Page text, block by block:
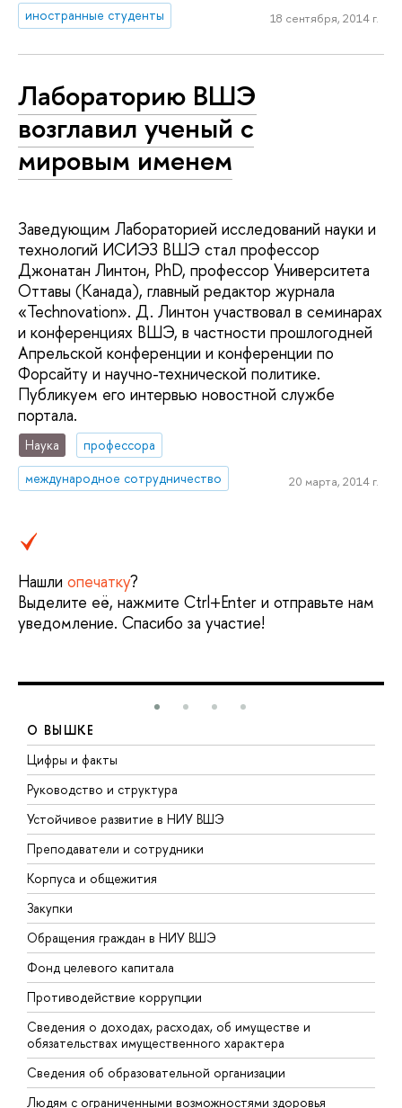
иностранные студенты
18 сентября, 2014 г.
Лабораторию ВШЭ
возглавил ученый с
мировым именем
Заведующим Лабораторией исследований науки и
технологий ИСИЭЗ ВШЭ стал профессор
Джонатан Линтон, PhD, профессор Университета
Оттавы (Канада), главный редактор журнала
«Technovation». Д. Линтон участвовал в семинарах
и конференциях ВШЭ, в частности прошлогодней
Апрельской конференции и конференции по
Форсайту и научно-технической политике.
Публикуем его интервью новостной службе
портала.
Наука
профессора
международное сотрудничество
20 марта, 2014 г.
Нашли опечатку?
Выделите её, нажмите Ctrl+Enter и отправьте нам
уведомление. Спасибо за участие!
О ВЫШКЕ
Цифры и факты
Руководство и структура
Устойчивое развитие в НИУ ВШЭ
Преподаватели и сотрудники
Корпуса и общежития
Закупки
Обращения граждан в НИУ ВШЭ
Фонд целевого капитала
Противодействие коррупции
Сведения о доходах, расходах, об имуществе и
обязательствах имущественного характера
Сведения об образовательной организации
Людям с ограниченными возможностями здоровья